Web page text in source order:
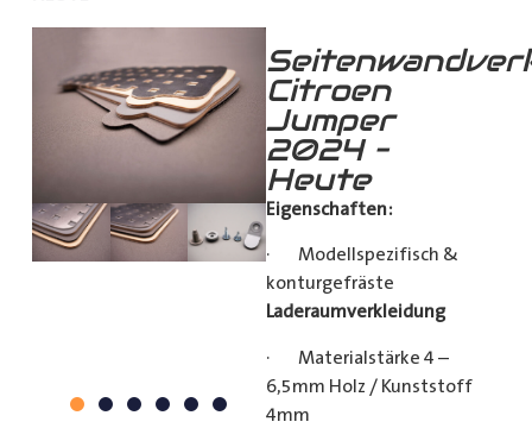
Citroen
Jumper
2024 –
Heute
Eigenschaften:
· Modellspezifisch &
konturgefräste
Laderaumverkleidung
· Materialstärke 4 –
6,5mm Holz / Kunststoff
4mm